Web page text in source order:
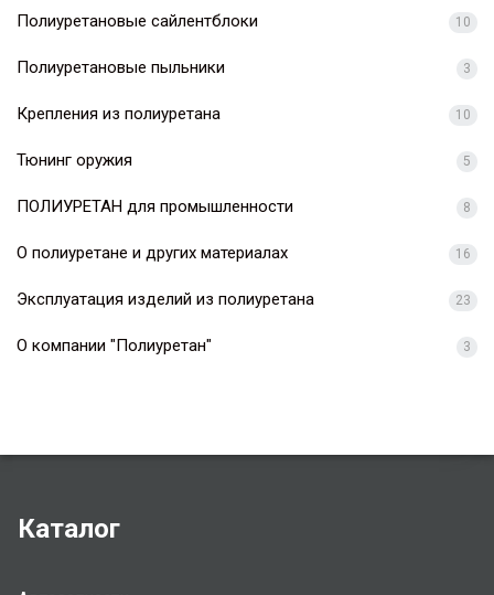
Полиуретановые сайлентблоки 10
Полиуретановые пыльники 3
Крепления из полиуретана 10
Тюнинг оружия 5
ПОЛИУРЕТАН для промышленности 8
О полиуретане и других материалах 16
Эксплуатация изделий из полиуретана 23
О компании "Полиуретан" 3
Каталог